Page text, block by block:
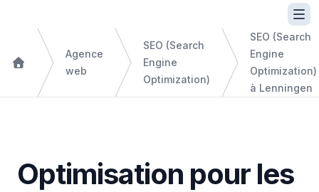
Agence
web
SEO (Search
Engine
Optimization)
SEO (Search
Engine
Optimization)
à Lenningen
Optimisation pour les